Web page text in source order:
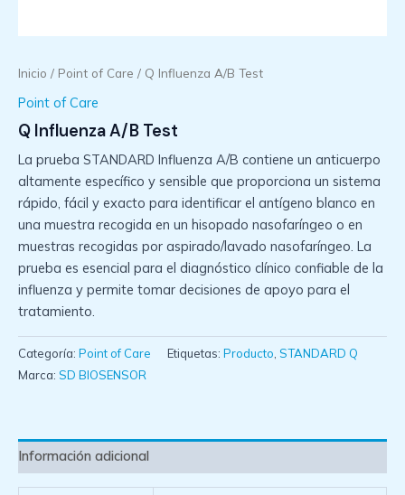
Inicio / Point of Care / Q Influenza A/B Test
Point of Care
Q Influenza A/B Test
La prueba STANDARD Influenza A/B contiene un anticuerpo
altamente específico y sensible que proporciona un sistema
rápido, fácil y exacto para identificar el antígeno blanco en
una muestra recogida en un hisopado nasofaríngeo o en
muestras recogidas por aspirado/lavado nasofaríngeo. La
prueba es esencial para el diagnóstico clínico confiable de la
influenza y permite tomar decisiones de apoyo para el
tratamiento.
Categoría: Point of Care Etiquetas: Producto, STANDARD Q
Marca: SD BIOSENSOR
Información adicional